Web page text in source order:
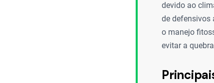
devido ao
de defensivos
o manejo
evitar a